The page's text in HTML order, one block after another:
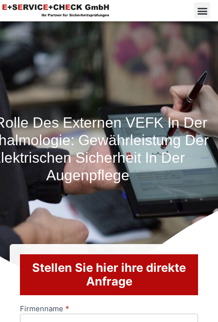
Des Externen VEFK In Der
Gewährleistung Der
Sicherheit In Der
Augenpflege
Stellen Sie hier ihre direkte
Anfrage
Anfrageformular
Firmenname *